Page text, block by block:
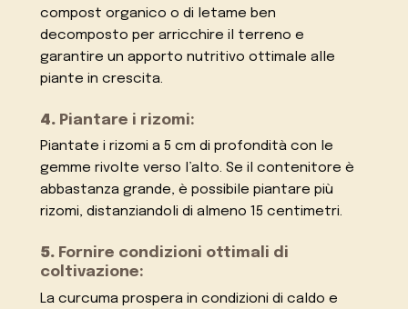
compost organico o di letame ben
decomposto per arricchire il terreno e
garantire un apporto nutritivo ottimale alle
piante in crescita.
4. Piantare i rizomi:
Piantate i rizomi a 5 cm di profondità con le
gemme rivolte verso l’alto. Se il contenitore è
abbastanza grande, è possibile piantare più
rizomi, distanziandoli di almeno 15 centimetri.
5. Fornire condizioni ottimali di
coltivazione:
La curcuma prospera in condizioni di caldo e